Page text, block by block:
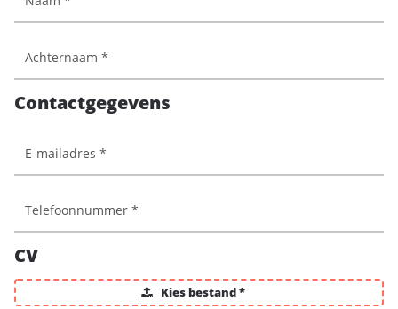
Contactgegevens
CV
Kies bestand *